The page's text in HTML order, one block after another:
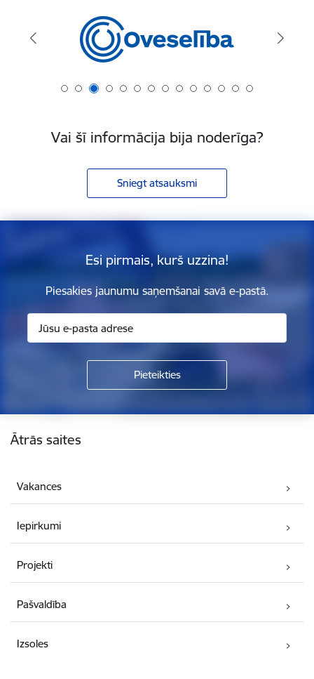
Vai šī informācija bija noderīga?
Sniegt atsauksmi
Esi pirmais, kurš uzzina!
Piesakies jaunumu saņemšanai savā e-pastā.
Ātrās saites
Vakances
Iepirkumi
Projekti
Pašvaldība
Izsoles